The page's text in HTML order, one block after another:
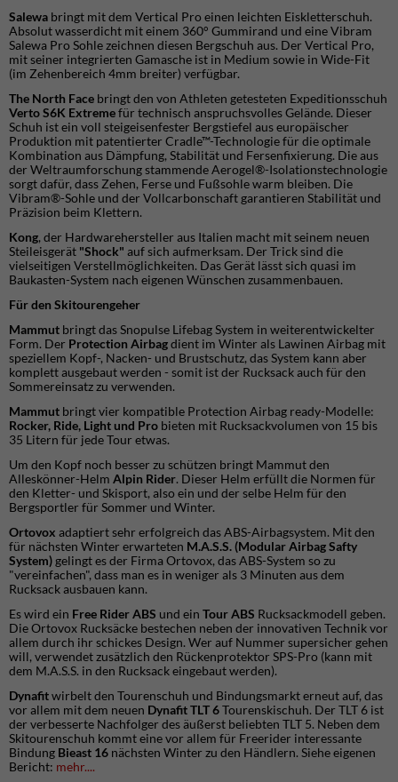
Salewa bringt mit dem Vertical Pro einen leichten Eiskletterschuh.
Absolut wasserdicht mit einem 360° Gummirand und eine Vibram
Salewa Pro Sohle zeichnen diesen Bergschuh aus. Der Vertical Pro,
mit seiner integrierten Gamasche ist in Medium sowie in Wide-Fit
(im Zehenbereich 4mm breiter) verfügbar.
The North Face bringt den von Athleten getesteten Expeditionsschuh
Verto S6K Extremefür technisch anspruchsvolles Gelände. Dieser
Schuh ist ein voll steigeisenfester Bergstiefel aus europäischer
Produktion mit patentierter Cradle™-Technologie für die optimale
Kombination aus Dämpfung, Stabilität und Fersenfixierung. Die aus
der Weltraumforschung stammende Aerogel®-Isolationstechnologie
sorgt dafür, dass Zehen, Ferse und Fußsohle warm bleiben. Die
Vibram®-Sohle und der Vollcarbonschaft garantieren Stabilität und
Präzision beim Klettern.
Kong, der Hardwarehersteller aus Italien macht mit seinem neuen
Steileisgerät "Shock" auf sich aufmerksam. Der Trick sind die
vielseitigen Verstellmöglichkeiten. Das Gerät lässt sich quasi im
Baukasten-System nach eigenen Wünschen zusammenbauen.
Für den Skitourengeher
Mammut bringt das Snopulse Lifebag System in weiterentwickelter
Form. Der Protection Airbagdient im Winter als Lawinen Airbag mit
speziellem Kopf-, Nacken- und Brustschutz, das System kann aber
komplett ausgebaut werden - somit ist der Rucksack auch für den
Sommereinsatz zu verwenden.
Mammut bringt vier kompatible Protection Airbag ready-Modelle:
Rocker, Ride, Light und Pro bieten mit Rucksackvolumen von 15 bis
35 Litern für jede Tour etwas.
Um den Kopf noch besser zu schützen bringt Mammut den
Alleskönner-Helm Alpin Rider. Dieser Helm erfüllt die Normen für
den Kletter- und Skisport, also ein und der selbe Helm für den
Bergsportler für Sommer und Winter.
Ortovox adaptiert sehr erfolgreich das ABS-Airbagsystem. Mit den
für nächsten Winter erwarteten M.A.S.S. (Modular Airbag Safty
System) gelingt es der Firma Ortovox, das ABS-System so zu
"vereinfachen", dass man es in weniger als 3 Minuten aus dem
Rucksack ausbauen kann.
Es wird ein Free Rider ABS und ein Tour ABS Rucksackmodell geben.
Die Ortovox Rucksäcke bestechen neben der innovativen Technik vor
allem durch ihr schickes Design. Wer auf Nummer supersicher gehen
will, verwendet zusätzlich den Rückenprotektor SPS-Pro (kann mit
dem M.A.S.S. in den Rucksack eingebaut werden).
Dynafitwirbelt den Tourenschuh und Bindungsmarkt erneut auf, das
vor allem mit dem neuen Dynafit TLT 6Tourenskischuh. Der TLT 6 ist
der verbesserte Nachfolger des äußerst beliebten TLT 5. Neben dem
Skitourenschuh kommt eine vor allem für Freerider interessante
Bindung Bieast 16 nächsten Winter zu den Händlern. Siehe eigenen
Bericht: mehr....